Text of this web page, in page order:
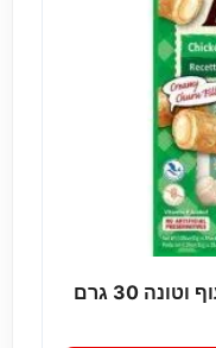
30 גרם